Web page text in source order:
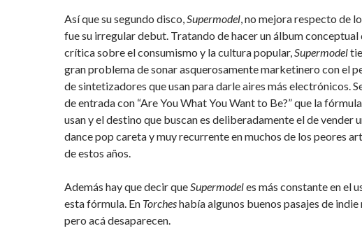
Así que su segundo disco,Supermodel, no mejora respecto de
fue su irregular debut. Tratando de hacer un álbum conceptual
crítica sobre el consumismo y la cultura popular,Supermodel
gran problema de sonar asquerosamente marketinero con el
de sintetizadores que usan para darle aires más electrónicos.
de entrada con “Are You What You Want to Be?” que la
usan y el destino que buscan es deliberadamente el de vender
dance pop careta y muy recurrente en muchos de los peores
de estos años.
Además hay que decir queSupermodeles más constante en el
esta fórmula. En Torcheshabía algunos buenos pasajes de
pero acá desaparecen.